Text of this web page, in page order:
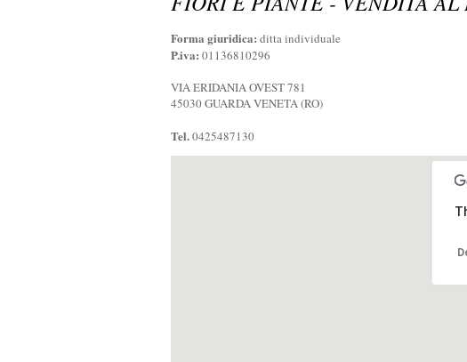
Forma giuridica: ditta individuale
P.iva: 01136810296
VIA ERIDANIA OVEST 781
45030 GUARDA VENETA (RO)
Tel.0425487130